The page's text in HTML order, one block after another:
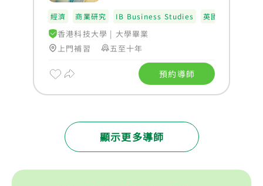
經濟 商業研究 IB Business Studies 英國語文
香港科技大學 | 大學畢業
上門補習
五至十年
預約導師
顯示更多導師